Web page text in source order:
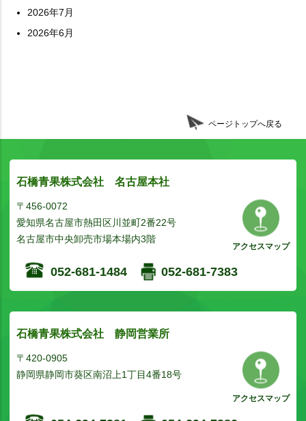
2026年7月
2026年6月
ページトップへ戻る
石橋青果株式会社 名古屋本社
〒456-0072
愛知県名古屋市熱田区川並町2番22号
名古屋市中央卸売市場本場内3階
アクセスマップ
052-681-1484 052-681-7383
石橋青果株式会社 静岡営業所
〒420-0905
静岡県静岡市葵区南沼上1丁目4番18号
アクセスマップ